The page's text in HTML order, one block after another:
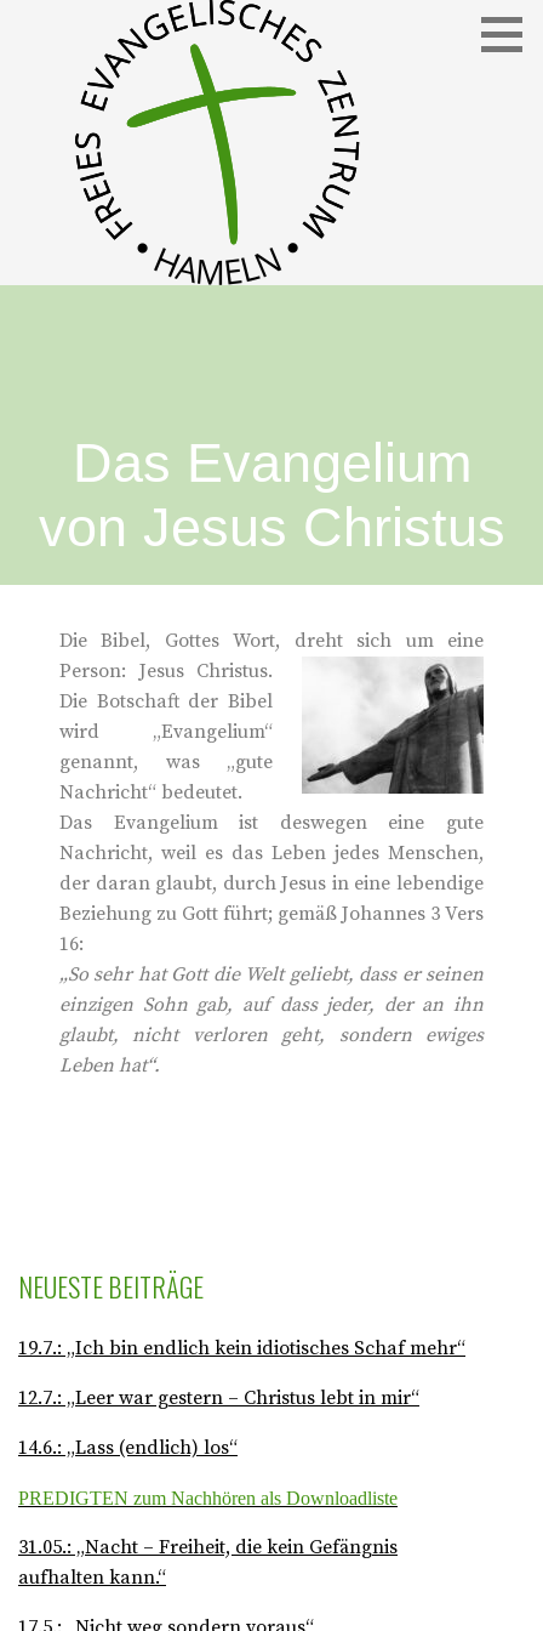
Das Evangelium
von Jesus Christus
Die Bibel, Gottes Wort, dreht sich um eine
Person: Jesus Christus.
Die Botschaft der Bibel
wird „Evangelium“
genannt, was „gute
Nachricht“ bedeutet.
Das Evangelium ist deswegen eine gute
Nachricht, weil es das Leben jedes Menschen,
der daran glaubt, durch Jesus in eine lebendige
Beziehung zu Gott führt; gemäß Johannes 3 Vers
16:
„So sehr hat Gott die Welt geliebt, dass er seinen
einzigen Sohn gab, auf dass jeder, der an ihn
glaubt, nicht verloren geht, sondern ewiges
Leben hat“.
NEUESTE BEITRÄGE
19.7.: „Ich bin endlich kein idiotisches Schaf mehr“
12.7.: „Leer war gestern – Christus lebt in mir“
14.6.: „Lass (endlich) los“
PREDIGTEN zum Nachhören als Downloadliste
31.05.: „Nacht – Freiheit, die kein Gefängnis
aufhalten kann.“